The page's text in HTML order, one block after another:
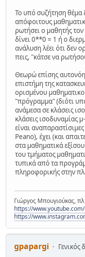
Το υπό συζήτηση θέμα
απόφοιτους
ρωτήσει ο μαθητής
δίνει 0**0 = 1 ή ο
ανάλυση λέει ότι δεν
πεις, "κάτσε να
Θεωρώ επίσης
επιστήμη της
ορισμένου
"πρόγραμμα" (διότι
ανάμεσα σε κλάσεις
κλάσεις ισοδυναμίας
είναι
Peano), έχει (και
στα μαθηματικά
του τμήματος
τυπικά από τα
πληροφορικής στην
Γιώργος Μπουγιούκας,
https://
https://
gpapargi
Γενικός